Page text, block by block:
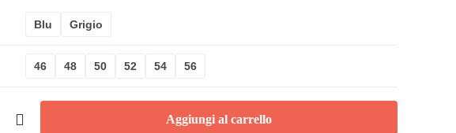
Blu Grigio
46 48 50 52 54 56
Aggiungi al carrello